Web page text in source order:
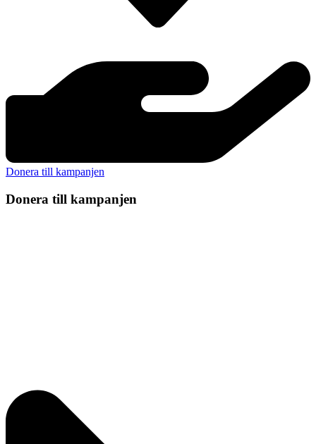
Donera till kampanjen
Donera till kampanjen